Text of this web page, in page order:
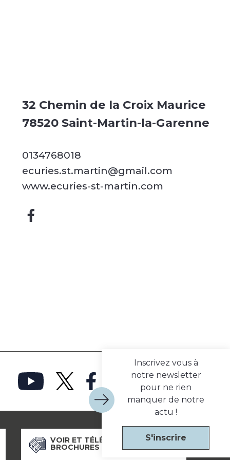
32 Chemin de la Croix Maurice
78520 Saint-Martin-la-Garenne
0134768018
ecuries.st.martin@gmail.com
www.ecuries-st-martin.com
Inscrivez vous à
notre newsletter
pour ne rien
manquer de notre
actu !
S'inscrire
VOIR ET TÉLÉCHARGER NOS
BROCHURES